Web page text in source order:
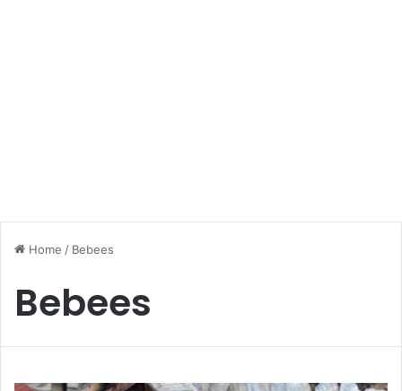
Home / Bebees
Bebees